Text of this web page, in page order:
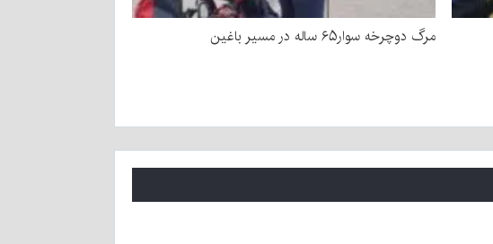
مرگ دوچرخه سوار۶۵ ساله در مسیر باغین